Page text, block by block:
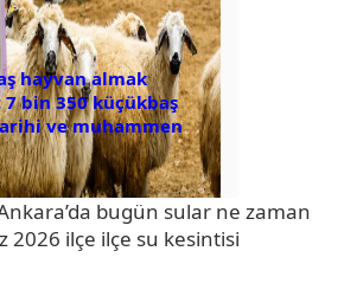
hayvan almak
bin 350 küçükbaş
ve muhammen
bugün sular ne zaman
2026 ilçe ilçe su kesintisi